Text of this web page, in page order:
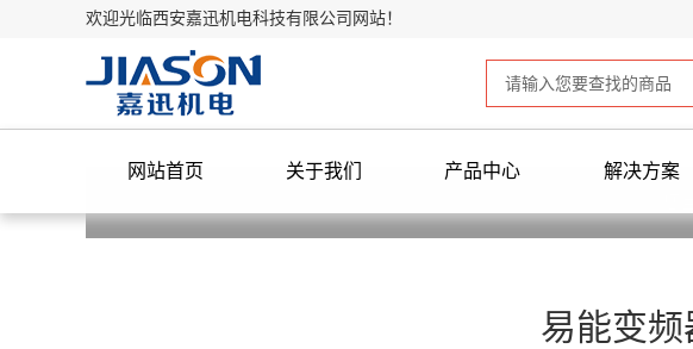
欢迎光临西安嘉迅机电科技有限公司网站！
网站首页 关于我们 产品中心 解决方案
易能变频